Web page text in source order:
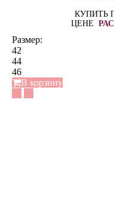
КУПИТЬ
ЦЕНЕ
Размер:
42
44
46
В корзину